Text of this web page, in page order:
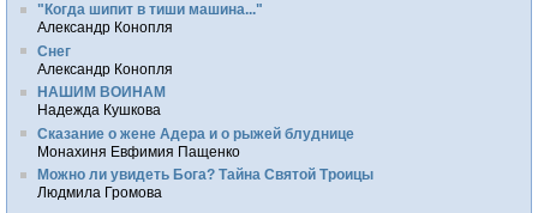
"Когда шипит в тиши машина..."
Александр Конопля
Снег
Александр Конопля
НАШИМ ВОИНАМ
Надежда Кушкова
Сказание о жене Адера и о рыжей блуднице
Монахиня Евфимия Пащенко
Можно ли увидеть Бога? Тайна Святой Троицы
Людмила Громова